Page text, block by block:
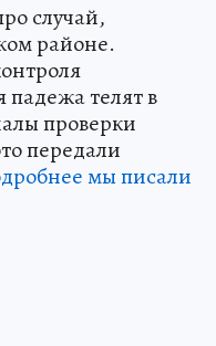
случай,
районе.
телят в
проверки
передали
мы писали